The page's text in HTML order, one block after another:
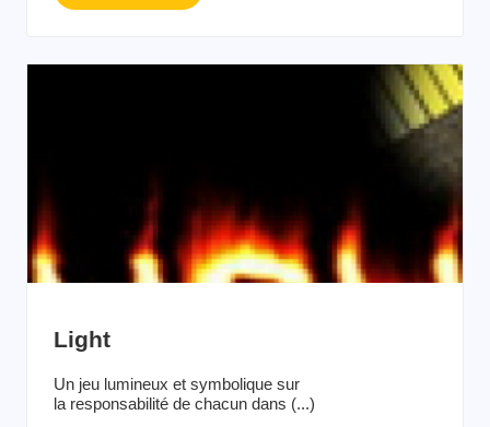
Light
Un jeu lumineux et symbolique sur
la responsabilité de chacun dans (...)